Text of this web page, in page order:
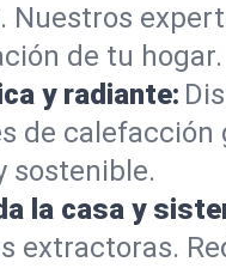
de tu hogar.
y radiante:
de
sostenible.
la casa y
extractoras.